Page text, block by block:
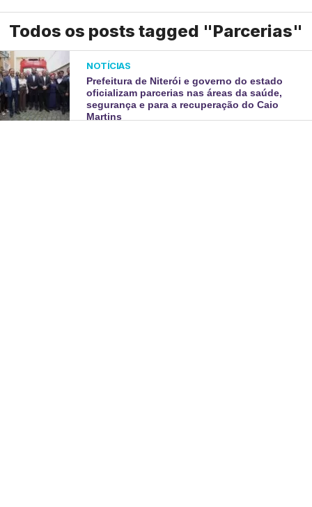
Todos os posts tagged "Parcerias"
NOTÍCIAS
Prefeitura de Niterói e governo do estado
oficializam parcerias nas áreas da saúde,
segurança e para a recuperação do Caio
Martins